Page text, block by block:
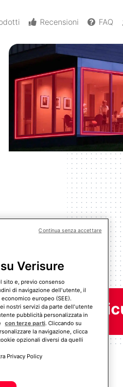
Recensioni FAQ
Bonus
Verisure
sito e, previo consenso
di navigazione dell'utente, il
europeo (SEE).
nostri servizi da parte dell'utente
pubblicità personalizzata in
con terze parti. Cliccando su
la navigazione, clicca
opzionali diversi da quelli
Privacy Policy
Continua senza accettare